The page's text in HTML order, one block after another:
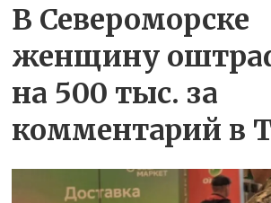
В Североморске
женщину
на 500 тыс. за
комментарий в